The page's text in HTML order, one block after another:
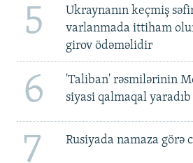
5
Ukraynanın keçmiş
varlanmada ittiham
girov ödəməlidir
6
'Taliban' rəsmilərinin
siyasi qalmaqal yaradıb
7 Rusiyada namaza görə